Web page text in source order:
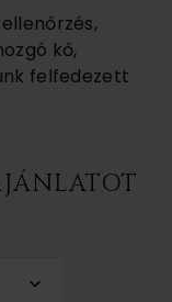
kő,
felfedezett